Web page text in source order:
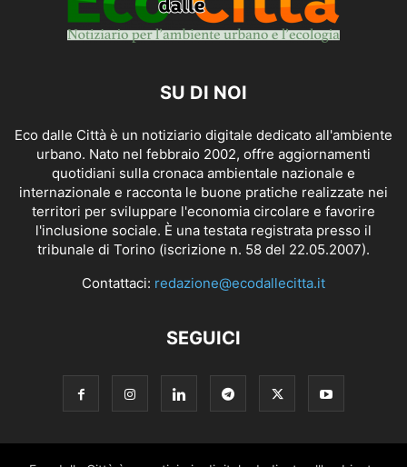
SU DI NOI
Eco dalle Città è un notiziario digitale dedicato all'ambiente
urbano. Nato nel febbraio 2002, offre aggiornamenti
quotidiani sulla cronaca ambientale nazionale e
internazionale e racconta le buone pratiche realizzate nei
territori per sviluppare l'economia circolare e favorire
l'inclusione sociale. È una testata registrata presso il
tribunale di Torino (iscrizione n. 58 del 22.05.2007).
Contattaci: redazione@ecodallecitta.it
SEGUICI